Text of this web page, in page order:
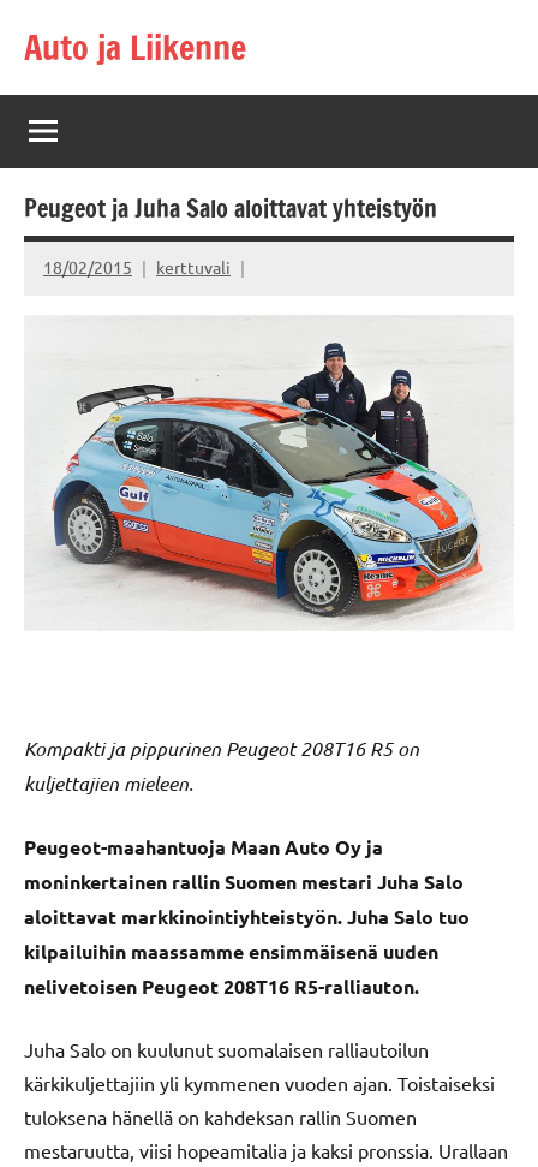
Auto ja Liikenne
Peugeot ja Juha Salo aloittavat yhteistyön
18/02/2015 kerttuvali
Kompakti ja pippurinen Peugeot 208T16 R5 on
kuljettajien mieleen.
Peugeot-maahantuoja Maan Auto Oy ja
moninkertainen rallin Suomen mestari Juha Salo
aloittavat markkinointiyhteistyön. Juha Salo tuo
kilpailuihin maassamme ensimmäisenä uuden
nelivetoisen Peugeot 208T16 R5-ralliauton.
Juha Salo on kuulunut suomalaisen ralliautoilun
kärkikuljettajiin yli kymmenen vuoden ajan. Toistaiseksi
tuloksena hänellä on kahdeksan rallin Suomen
mestaruutta, viisi hopeamitalia ja kaksi pronssia. Urallaan